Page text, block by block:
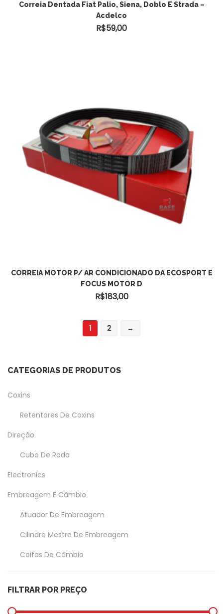
Correia Dentada Fiat Palio, Siena, Doblo E Strada –
Acdelco
R$59,00
ADICIONAR AO CARRINHO
CORREIA MOTOR P/ AR CONDICIONADO DA ECOSPORT E
FOCUS MOTOR D
R$183,00
1 2 →
CATEGORIAS DE PRODUTOS
Coxins
Retentores De Coxins
Direção
Cubo De Roda
Electronics
Embreagem E Câmbio
Atuador De Embreagem
Cilindro Mestre De Embreagem
Coifas De Câmbio
Garfo Da Embreagem
FILTRAR POR PREÇO